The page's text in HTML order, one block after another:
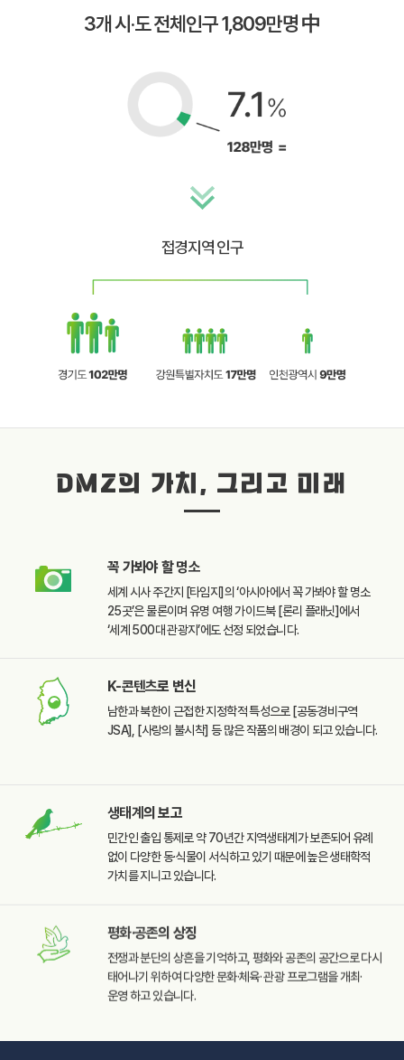
3개 시·도 전체인구 1,809만명 中
접경지역 인구
DMZ의 가치, 그리고 미래
꼭 가봐야 할명소
세계 시사 주간지 [타임지]의 ‘아시아에서 꼭 가봐야 할명소
25곳’은 물론이며 유명 여행 가이드북[론리 플래닛]에서
‘세계 500대 관광지’에도선정 되었습니다.
K-콘텐츠로 변신
남한과 북한이 근접한지정학적 특성으로[공동경비구역
JSA], [사랑의 불시착] 등 많은작품의 배경이 되고 있습니다.
생태계의 보고
민간인 출입 통제로 약 70년간지역생태계가 보존되어 유례
없이 다양한 동·식물이 서식하고있기 때문에 높은 생태학적
가치를 지니고 있습니다.
평화·공존의 상징
전쟁과 분단의 상흔을기억하고, 평화와 공존의 공간으로 다시
태어나기 위하여 다양한 문화·체육·관광 프로그램을 개최·
운영하고 있습니다.